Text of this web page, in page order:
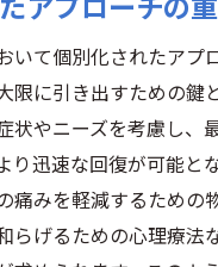
いて個別化されたアプ
限に引き出すための鍵
状やニーズを考慮し、
り迅速な回復が可能と
痛みを軽減するための
らげるための心理療法